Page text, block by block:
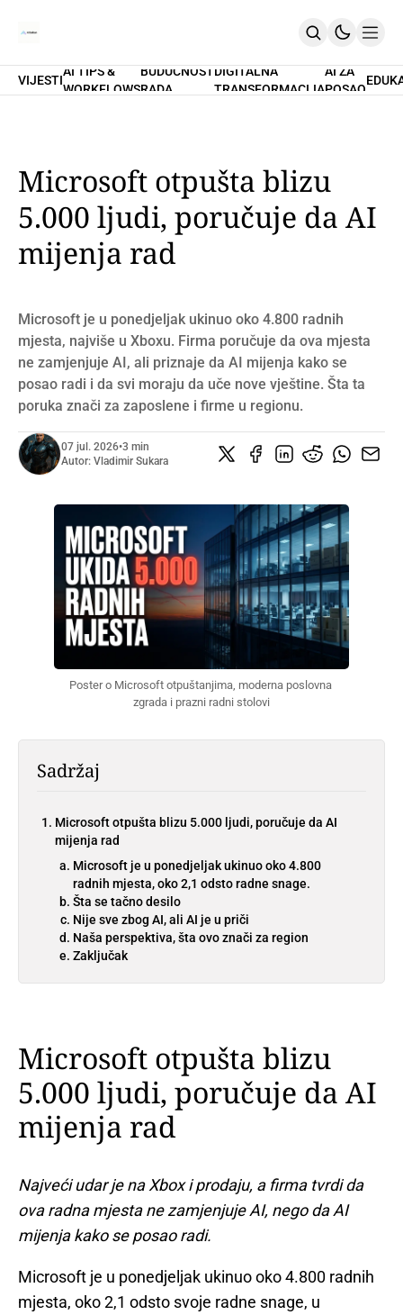
Home
PRETPLATI SE
VIJESTI
AI TIPS &
WORKFLOWS
BUDUĆNOST
RADA
DIGITALNA
TRANSFORMACIJA
AI ZA
POSAO
Microsoft otpušta blizu
5.000 ljudi, poručuje da AI
mijenja rad
Microsoft je u ponedjeljak ukinuo oko 4.800 radnih
mjesta, najviše u Xboxu. Firma poručuje da ova mjesta
ne zamjenjuje AI, ali priznaje da AI mijenja kako se
posao radi i da svi moraju da uče nove vještine. Šta ta
poruka znači za zaposlene i firme u regionu.
07 jul. 2026•3 min
Autor: Vladimir Sukara
Poster o Microsoft otpuštanjima, moderna poslovna
zgrada i prazni radni stolovi
Sadržaj
Microsoft otpušta blizu 5.000 ljudi, poručuje da AI
mijenja rad
Microsoft je u ponedjeljak ukinuo oko 4.800
radnih mjesta, oko 2,1 odsto radne snage.
Šta se tačno desilo
Nije sve zbog AI, ali AI je u priči
Naša perspektiva, šta ovo znači za region
Zaključak
Microsoft otpušta blizu
5.000 ljudi, poručuje da AI
mijenja rad
Najveći udar je na Xbox i prodaju, a firma tvrdi da
ova radna mjesta ne zamjenjuje AI, nego da AI
mijenja kako se posao radi.
Microsoft je u ponedjeljak ukinuo oko 4.800 radnih
mjesta, oko 2,1 odsto svoje radne snage, u